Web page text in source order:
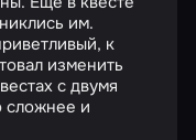
им.
к
изменить
с двумя
сложнее и